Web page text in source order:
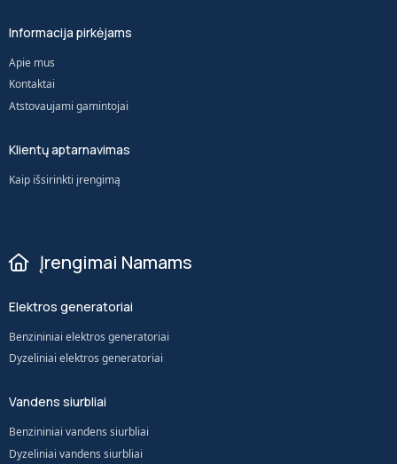
Informacija pirkėjams
Apie mus
Kontaktai
Atstovaujami gamintojai
Klientų aptarnavimas
Kaip išsirinkti įrengimą
Įrengimai Namams
Elektros generatoriai
Benzininiai elektros generatoriai
Dyzeliniai elektros generatoriai
Vandens siurbliai
Benzininiai vandens siurbliai
Dyzeliniai vandens siurbliai